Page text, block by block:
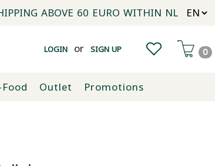
ABOVE 60 EURO WITHIN NL
LOGIN or SIGN UP 0
Outlet
Promotions